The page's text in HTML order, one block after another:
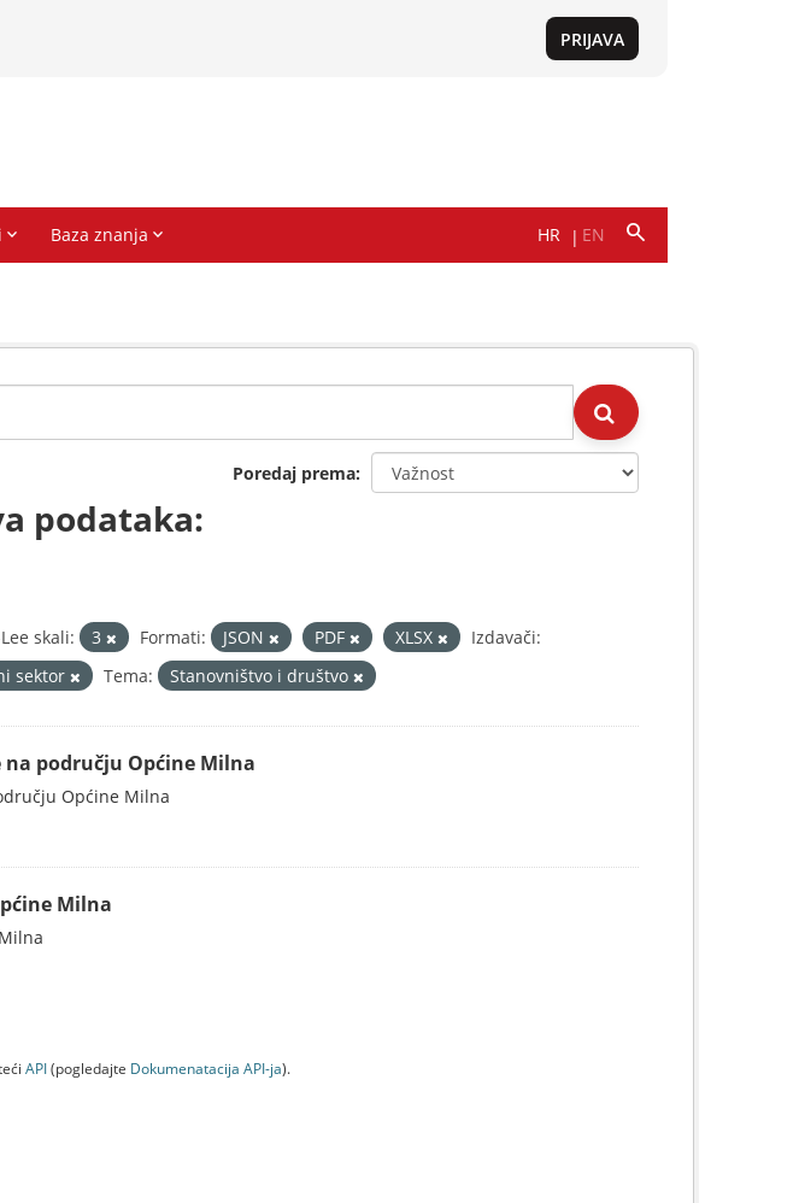
Poredaj prema
podataka:
skali: 3 Formati: JSON PDF XLSX
Izdavači:
sektor Tema: Stanovništvo i društvo
području Općine Milna
Općine Milna
Milna
API(pogledajte Dokumenаtаcijа API-jа).